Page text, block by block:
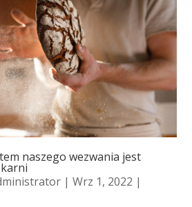
naszego wezwania jest
| Wrz 1, 2022 |